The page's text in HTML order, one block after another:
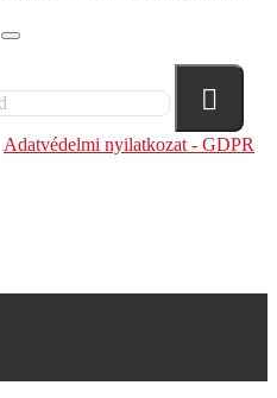
Adatvédelmi nyilatkozat - GDPR